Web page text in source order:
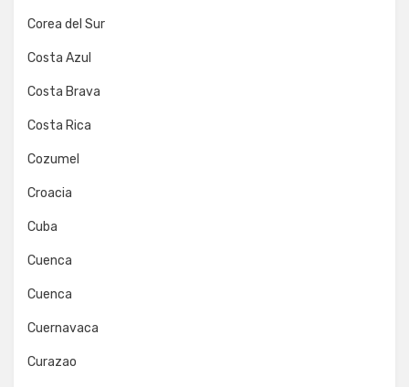
Corea del Sur
Costa Azul
Costa Brava
Costa Rica
Cozumel
Croacia
Cuba
Cuenca
Cuenca
Cuernavaca
Curazao